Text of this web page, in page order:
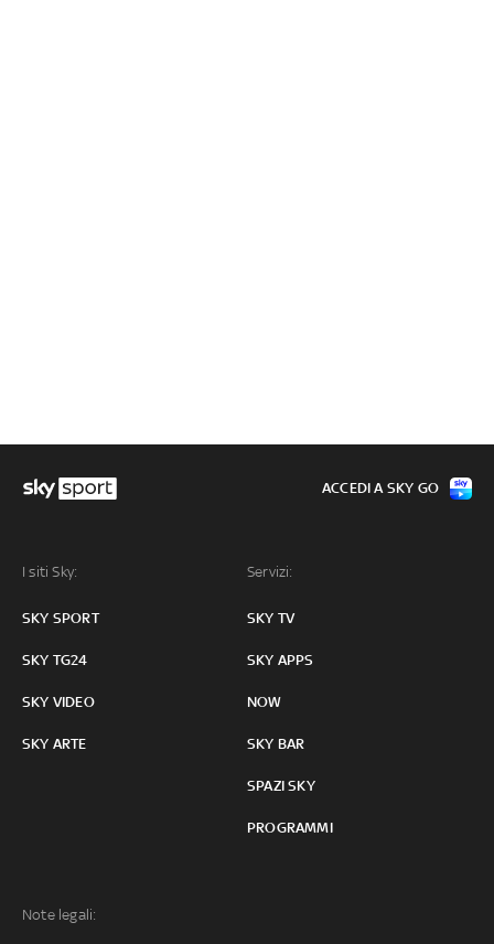
I siti Sky:
SKY SPORT
SKY TG24
SKY VIDEO
SKY ARTE
Servizi:
SKY TV
SKY APPS
NOW
SKY BAR
SPAZI SKY
PROGRAMMI
Note legali:
ACCEDI A SKY GO